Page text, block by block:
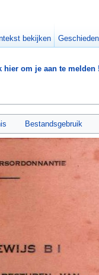
hier om je aan te melden !
Bestandsgebruik
bekijken